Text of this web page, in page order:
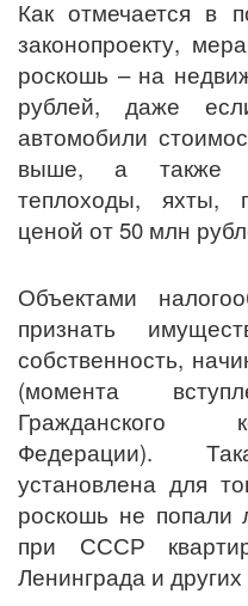
Как отмечается в
законопроекту,
роскошь – на
рублей, даже
автомобили
выше, а также
теплоходы, яхты,
ценой от 50 млн
Объектами
признать
собственность,
(момента
Гражданского
Федерации).
установлена для
роскошь не попали
при СССР
Ленинграда и